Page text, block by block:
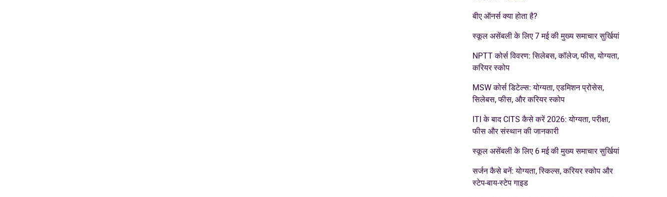
बीए ऑनर्स क्या होता है?
स्कूल असेंबली के लिए 7 मई की मुख्य समाचार सुर्खियां
NPTT कोर्स विवरण: सिलेबस, कॉलेज, फीस, योग्यता,
करियर स्कोप
MSW कोर्स डिटेल्स: योग्यता, एडमिशन प्रोसेस,
सिलेबस, फीस, और करियर स्कोप
ITI के बाद CITS कैसे करें 2026: योग्यता, परीक्षा,
फीस और संस्थान की जानकारी
स्कूल असेंबली के लिए 6 मई की मुख्य समाचार सुर्खियां
सर्जन कैसे बनें: योग्यता, स्किल्स, करियर स्कोप और
स्टेप-बाय-स्टेप गाइड